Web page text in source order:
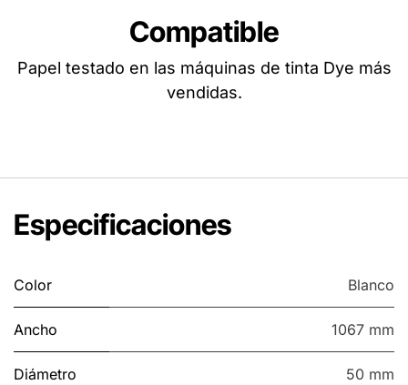
Compatible
Papel testado en las máquinas de tinta Dye más
vendidas.
Especificaciones
Color Blanco
Ancho 1067 mm
Diámetro
50 mm